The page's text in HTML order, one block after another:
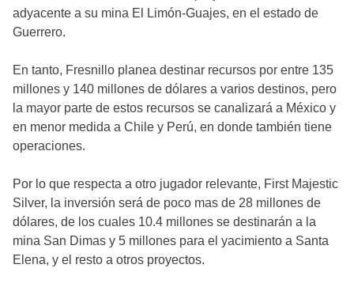
adyacente a su mina El Limón-Guajes, en el estado de
Guerrero.
En tanto, Fresnillo planea destinar recursos por entre 135
millones y 140 millones de dólares a varios destinos, pero
la mayor parte de estos recursos se canalizará a México y
en menor medida a Chile y Perú, en donde también tiene
operaciones.
Por lo que respecta a otro jugador relevante, First Majestic
Silver, la inversión será de poco mas de 28 millones de
dólares, de los cuales 10.4 millones se destinarán a la
mina San Dimas y 5 millones para el yacimiento a Santa
Elena, y el resto a otros proyectos.